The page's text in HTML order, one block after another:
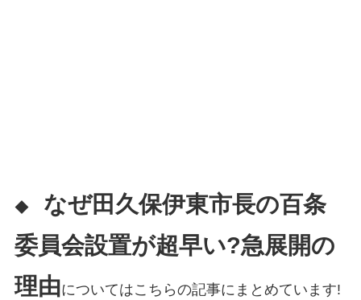
◆ なぜ田久保伊東市長の百条
委員会設置が超早い?急展開の
理由についてはこちらの記事にまとめています!